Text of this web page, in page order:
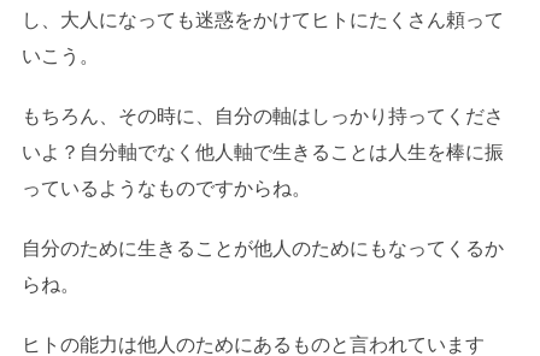
し、大人になっても迷惑をかけてヒトにたくさん頼って
いこう。
もちろん、その時に、自分の軸はしっかり持ってくださ
いよ？自分軸でなく他人軸で生きることは人生を棒に振
っているようなものですからね。
自分のために生きることが他人のためにもなってくるか
らね。
ヒトの能力は他人のためにあるものと言われています